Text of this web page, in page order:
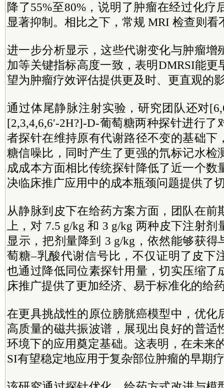
降了55%至80%，说明了肿瘤在经过化疗
显著抑制。相比之下，常规 MRI 检查则看
进一步分析显示，这些代谢变化与肿瘤增
加等关键指标高度一致，表明DMRSI能更
望为肿瘤疗效评估提供更及时、更直观的
通过体尾静脉注射实验，研究团队还对
[2,3,4,6,6′-2H?]-D-葡萄糖两种探针进行
者探针在维持原有代谢路径不变的基础下
糖信噪比，同时产生了更强的氘标记水检
成成本方面相比传统探针降低了近一个数
决临床推广应用中的成本瓶颈问题提供了
从静脉到皮下在给药方案方面，团队在前
上，对 7.5 g/kg 和 3 g/kg 两种皮下注射
显示，把剂量降到 3 g/kg，依然能够获得
萄糖–乳酸代谢信号比，不仅证明了皮下
也通过降低同位素探针用量，切实压缩了
床推广提供了更加经济、易于标准化的给
在更具挑战性的原位膀胱癌模型中，优化
高质量的磁共振波谱，展现出良好的普适
环境下的应用奠定基础。这表明，在未来
SI有望稳定地应用于复杂部位肿瘤的早期